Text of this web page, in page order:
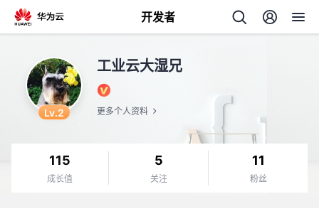
开发者
Lv.2
工业云大湿兄
更多个人资料
115
成长值
5
关注
11
粉丝